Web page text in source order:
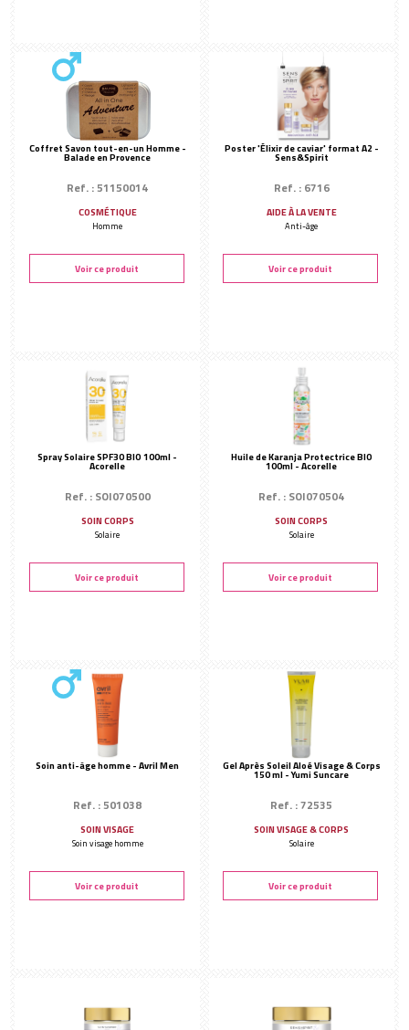
Coffret Savon tout-en-un Homme -
Balade en Provence
Ref. : 51150014
COSMÉTIQUE
Homme
Voir ce produit
Poster 'Élixir de caviar' format A2 -
Sens&Spirit
Ref. : 6716
AIDE À LA VENTE
Anti-âge
Voir ce produit
Spray Solaire SPF30 BIO 100ml -
Acorelle
Ref. : SOI070500
SOIN CORPS
Solaire
Voir ce produit
Huile de Karanja Protectrice BIO
100ml - Acorelle
Ref. : SOI070504
SOIN CORPS
Solaire
Voir ce produit
Soin anti-âge homme - Avril Men
Ref. : 501038
SOIN VISAGE
Soin visage homme
Voir ce produit
Gel Après Soleil Aloé Visage & Corps
150 ml - Yumi Suncare
Ref. : 72535
SOIN VISAGE & CORPS
Solaire
Voir ce produit